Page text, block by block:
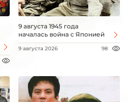
9 августа 1945 года
началась война с Японией
9 августа 2026 98